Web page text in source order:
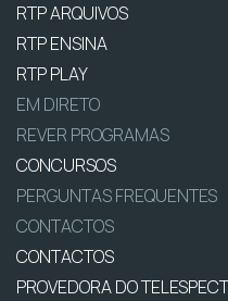
RTP ARQUIVOS
RTP ENSINA
RTP PLAY
EM DIRETO
REVER PROGRAMAS
CONCURSOS
PERGUNTAS FREQUENTES
CONTACTOS
CONTACTOS
PROVEDORA DO